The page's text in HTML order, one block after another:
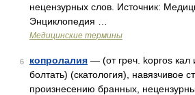
нецензурных слов. Источник:
Энциклопедия …
Медицинские термины
6 копролалия — (от греч. kopros кал
болтать) (скатология), навязчивое
произнесению бранных,